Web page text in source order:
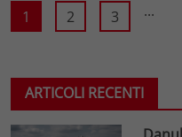
1 2 3 ...
ARTICOLI RECENTI